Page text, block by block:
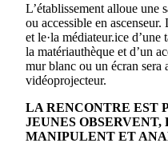
L’établissement alloue une
ou accessible en
et le·la médiateur.ice
la matériauthèque et d’un
mur blanc ou un écran sera
vidéoprojecteur.
LA RENCONTRE EST
JEUNES OBSERVENT,
MANIPULENT ET